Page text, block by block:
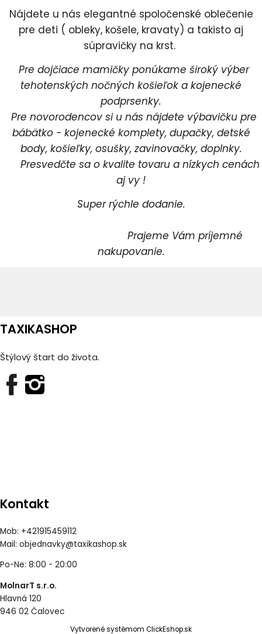
Nájdete u nás elegantné spoločenské oblečenie
pre deti ( obleky, košele, kravaty) a takisto aj
súpravičky na krst.
Pre dojčiace mamičky ponúkame široký výber
tehotenských nočných košieľok a kojenecké
podprsenky.
Pre novorodencov si u nás nájdete výbavičku pre
bábätko - kojenecké komplety, dupačky, detské
body, košieľky, osušky, zavinovačky, doplnky.
Presvedčte sa o kvalite tovaru a nízkych cenách
aj vy !
Super rýchle dodanie.
Prajeme Vám príjemné
nakupovanie.
TAXIKASHOP
Štýlový štart do života.
Kontakt
Mob: +421915459112
Mail: objednavky@taxikashop.sk
Po-Ne: 8:00 - 20:00
MolnarT s.r.o.
Hlavná 120
946 02 Čalovec
Vytvorené systémom ClickEshop.sk